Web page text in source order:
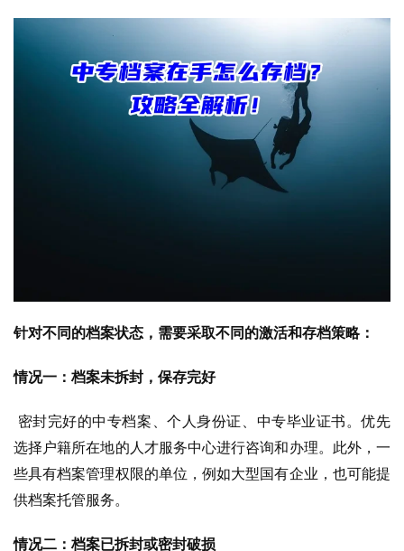
针对不同的档案状态，需要采取不同的激活和存档策略：
情况一：档案未拆封，保存完好
密封完好的中专档案、个人身份证、中专毕业证书。优先
选择户籍所在地的人才服务中心进行咨询和办理。此外，一
些具有档案管理权限的单位，例如大型国有企业，也可能提
供档案托管服务。
情况二：档案已拆封或密封破损